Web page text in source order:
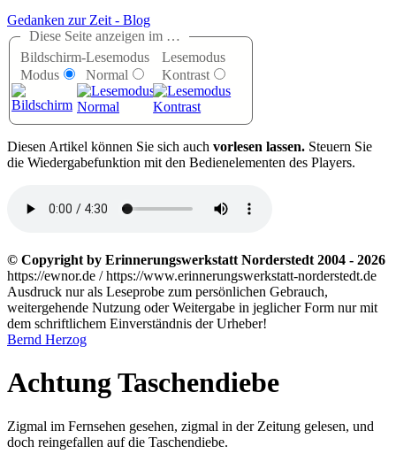
Gedanken zur Zeit - Blog
Diese Seite anzeigen im …
Bildschirm-
Modus
Lesemodus
Normal
Lesemodus
Kontrast
Diesen Artikel können Sie sich auch vorlesen lassen. Steuern Sie
die Wiedergabefunktion mit den Bedienelementen des Players.
© Copyright by Erinnerungswerkstatt Norderstedt 2004 - 2026
https://ewnor.de / https://www.erinnerungswerkstatt-norderstedt.de
Ausdruck nur als Leseprobe zum persönlichen Gebrauch,
weitergehende Nutzung oder Weitergabe in jeglicher Form nur mit
dem schriftlichem Einverständnis der Urheber!
Bernd Herzog
Achtung Taschendiebe
Zigmal im Fernsehen gesehen, zigmal in der Zeitung gelesen, und
doch reingefallen auf die Taschendiebe.